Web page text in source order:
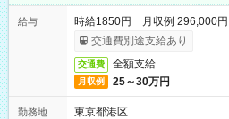
給与
時給1850円 月収例 296,000円
交通費別途支給あり
交通費 全額支給
月収例 25～30万円
勤務地
東京都港区